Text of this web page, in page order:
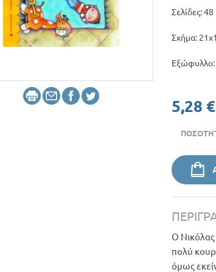
Σελίδες: 48
Σχήμα:
5,28 €
Ο Νικόλας
πολύ
όμως